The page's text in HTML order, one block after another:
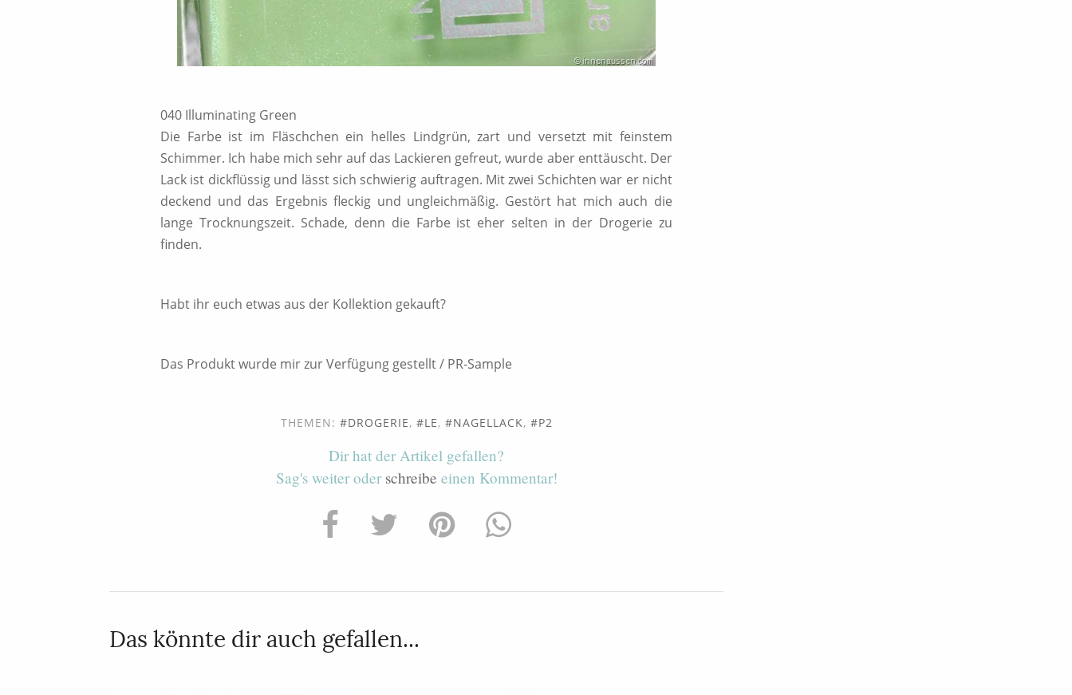
040 Illuminating Green
Die Farbe ist im Fläschchen ein helles Lindgrün, zart und versetzt mit feinstem
Schimmer. Ich habe mich sehr auf das Lackieren gefreut, wurde aber enttäuscht. Der
Lack ist dickflüssig und lässt sich schwierig auftragen. Mit zwei Schichten war er nicht
deckend und das Ergebnis fleckig und ungleichmäßig. Gestört hat mich auch die
lange Trocknungszeit. Schade, denn die Farbe ist eher selten in der Drogerie zu
finden.
Habt ihr euch etwas aus der Kollektion gekauft?
Das Produkt wurde mir zur Verfügung gestellt / PR-Sample
THEMEN: DROGERIE, LE, NAGELLACK, P2
Dir hat der Artikel gefallen?
Sag's weiter oder schreibe einen Kommentar!
Das könnte dir auch gefallen...